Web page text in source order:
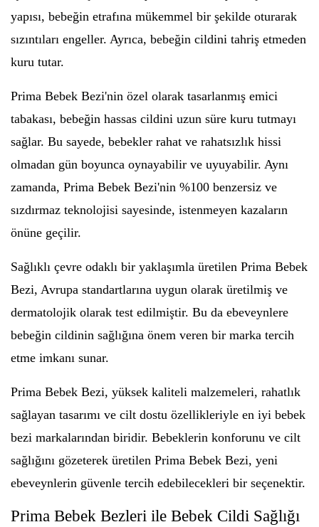
yapısı, bebeğin etrafına mükemmel bir şekilde oturarak
sızıntıları engeller. Ayrıca, bebeğin cildini tahriş etmeden
kuru tutar.
Prima Bebek Bezi'nin özel olarak tasarlanmış emici
tabakası, bebeğin hassas cildini uzun süre kuru tutmayı
sağlar. Bu sayede, bebekler rahat ve rahatsızlık hissi
olmadan gün boyunca oynayabilir ve uyuyabilir. Aynı
zamanda, Prima Bebek Bezi'nin %100 benzersiz ve
sızdırmaz teknolojisi sayesinde, istenmeyen kazaların
önüne geçilir.
Sağlıklı çevre odaklı bir yaklaşımla üretilen Prima Bebek
Bezi, Avrupa standartlarına uygun olarak üretilmiş ve
dermatolojik olarak test edilmiştir. Bu da ebeveynlere
bebeğin cildinin sağlığına önem veren bir marka tercih
etme imkanı sunar.
Prima Bebek Bezi, yüksek kaliteli malzemeleri, rahatlık
sağlayan tasarımı ve cilt dostu özellikleriyle en iyi bebek
bezi markalarından biridir. Bebeklerin konforunu ve cilt
sağlığını gözeterek üretilen Prima Bebek Bezi, yeni
ebeveynlerin güvenle tercih edebilecekleri bir seçenektir.
Prima Bebek Bezleri ile Bebek Cildi Sağlığı